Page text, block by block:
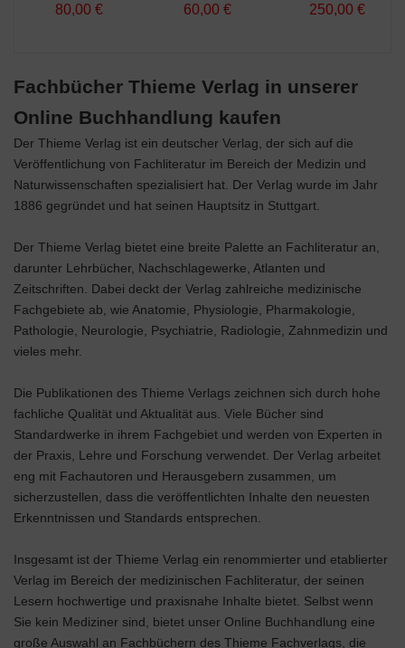
80,00 € 60,00 € 250,00 €
Fachbücher Thieme Verlag in unserer
Online Buchhandlung kaufen
Der Thieme Verlag ist ein deutscher Verlag, der sich auf die
Veröffentlichung von Fachliteratur im Bereich der Medizin und
Naturwissenschaften spezialisiert hat. Der Verlag wurde im Jahr
1886 gegründet und hat seinen Hauptsitz in Stuttgart.
Der Thieme Verlag bietet eine breite Palette an Fachliteratur an,
darunter Lehrbücher, Nachschlagewerke, Atlanten und
Zeitschriften. Dabei deckt der Verlag zahlreiche medizinische
Fachgebiete ab, wie Anatomie, Physiologie, Pharmakologie,
Pathologie, Neurologie, Psychiatrie, Radiologie, Zahnmedizin und
vieles mehr.
Die Publikationen des Thieme Verlags zeichnen sich durch hohe
fachliche Qualität und Aktualität aus. Viele Bücher sind
Standardwerke in ihrem Fachgebiet und werden von Experten in
der Praxis, Lehre und Forschung verwendet. Der Verlag arbeitet
eng mit Fachautoren und Herausgebern zusammen, um
sicherzustellen, dass die veröffentlichten Inhalte den neuesten
Erkenntnissen und Standards entsprechen.
Insgesamt ist der Thieme Verlag ein renommierter und etablierter
Verlag im Bereich der medizinischen Fachliteratur, der seinen
Lesern hochwertige und praxisnahe Inhalte bietet. Selbst wenn
Sie kein Mediziner sind, bietet unser Online Buchhandlung eine
große Auswahl an Fachbüchern des Thieme Fachverlags, die